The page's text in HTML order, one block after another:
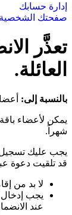
إدارة حسابك
صفحتك الشخصية
تعذَّر
العائلة.
بالنسبة إلى:
شهراً.
قد تلقيت دعوة
لا بد من
يجب إدخال
عند